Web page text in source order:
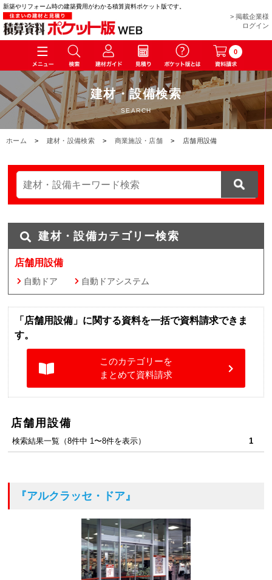
新築やリフォーム時の建築費用がわかる積算資料ポケット版です。
> 掲載企業様
ログイン
0
建材・設備検索
SEARCH
ホーム > 建材・設備検索 > 商業施設・店舗 > 店舗用設備
建材・設備カテゴリー検索
店舗用設備
自動ドア 自動ドアシステム
「店舗用設備」に関する資料を一括で資料請求できま
す。
このカテゴリーを
まとめて資料請求
店舗用設備
検索結果一覧（8件中 1〜8件を表示） 1
『アルクラッセ・ドア』